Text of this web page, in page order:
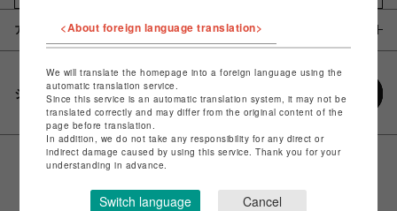
アイテム説明 / 素材
シェアする
<About foreign language translation>
We will translate the homepage into a foreign language using the
automatic translation service.
Since this service is an automatic translation system, it may not be
translated correctly and may differ from the original content of the
page before translation.
In addition, we do not take any responsibility for any direct or
indirect damage caused by using this service. Thank you for your
understanding in advance.
Switch language Cancel